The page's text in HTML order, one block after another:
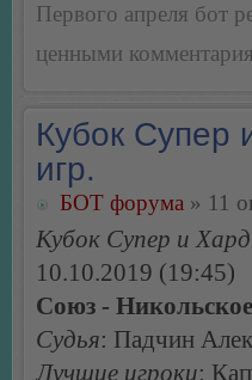
Первого апреля бот
ценными
Кубок Супер
игр.
БОТ форума » 11
Кубок Супер и
10.10.2019 (19:45)
Союз -
Судья: Падчин
Лучшие игроки: